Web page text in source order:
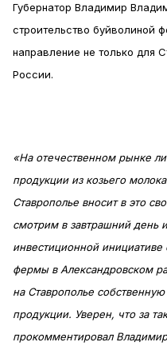
Губернатор Владимир
строительство буйволиной
направление не только для
России.
«На отечественном рынке
продукции из козьего
Ставрополье вносит в это
смотрим в завтрашний день
инвестиционной инициативе
фермы в Александровском
на Ставрополье
продукции. Уверен, что за
прокомментировал